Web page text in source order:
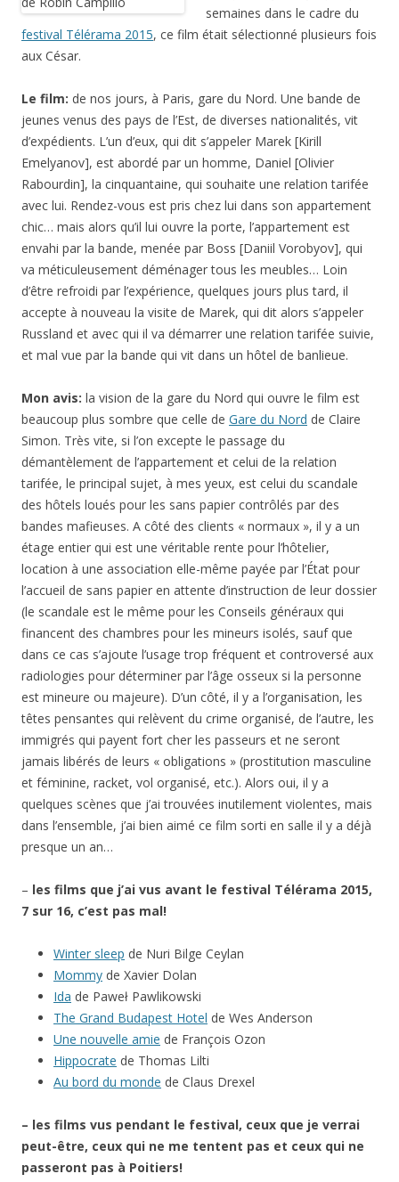
semaines dans le cadre du
festival Télérama 2015, ce film était sélectionné plusieurs fois
aux César.
Le film: de nos jours, à Paris, gare du Nord. Une bande de
jeunes venus des pays de l’Est, de diverses nationalités, vit
d’expédients. L’un d’eux, qui dit s’appeler Marek [Kirill
Emelyanov], est abordé par un homme, Daniel [Olivier
Rabourdin], la cinquantaine, qui souhaite une relation tarifée
avec lui. Rendez-vous est pris chez lui dans son appartement
chic… mais alors qu’il lui ouvre la porte, l’appartement est
envahi par la bande, menée par Boss [Daniil Vorobyov], qui
va méticuleusement déménager tous les meubles… Loin
d’être refroidi par l’expérience, quelques jours plus tard, il
accepte à nouveau la visite de Marek, qui dit alors s’appeler
Russland et avec qui il va démarrer une relation tarifée suivie,
et mal vue par la bande qui vit dans un hôtel de banlieue.
Mon avis: la vision de la gare du Nord qui ouvre le film est
beaucoup plus sombre que celle de Gare du Nord de Claire
Simon. Très vite, si l’on excepte le passage du
démantèlement de l’appartement et celui de la relation
tarifée, le principal sujet, à mes yeux, est celui du scandale
des hôtels loués pour les sans papier contrôlés par des
bandes mafieuses. A côté des clients « normaux », il y a un
étage entier qui est une véritable rente pour l’hôtelier,
location à une association elle-même payée par l’État pour
l’accueil de sans papier en attente d’instruction de leur dossier
(le scandale est le même pour les Conseils généraux qui
financent des chambres pour les mineurs isolés, sauf que
dans ce cas s’ajoute l’usage trop fréquent et controversé aux
radiologies pour déterminer par l’âge osseux si la personne
est mineure ou majeure). D’un côté, il y a l’organisation, les
têtes pensantes qui relèvent du crime organisé, de l’autre, les
immigrés qui payent fort cher les passeurs et ne seront
jamais libérés de leurs « obligations » (prostitution masculine
et féminine, racket, vol organisé, etc.). Alors oui, il y a
quelques scènes que j’ai trouvées inutilement violentes, mais
dans l’ensemble, j’ai bien aimé ce film sorti en salle il y a déjà
presque un an…
– les films que j’ai vus avant le festival Télérama 2015,
7 sur 16, c’est pas mal!
Winter sleep de Nuri Bilge Ceylan
Mommy de Xavier Dolan
Ida de Paweł Pawlikowski
The Grand Budapest Hotel de Wes Anderson
Une nouvelle amie de François Ozon
Hippocrate de Thomas Lilti
Au bord du monde de Claus Drexel
– les films vus pendant le festival, ceux que je verrai
peut-être, ceux qui ne me tentent pas et ceux qui ne
passeront pas à Poitiers!